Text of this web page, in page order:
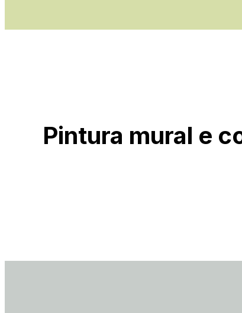
Pintura mural e